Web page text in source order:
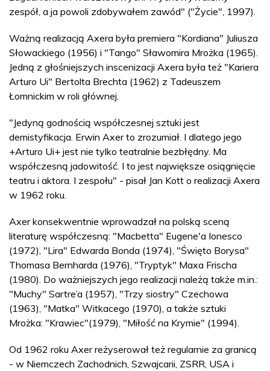
zespół, a ja powoli zdobywałem zawód" ("Życie", 1997).
Ważną realizacją Axera była premiera "Kordiana" Juliusza
Słowackiego (1956) i "Tango" Sławomira Mrożka (1965).
Jedną z głośniejszych inscenizacji Axera była też "Kariera
Arturo Ui" Bertolta Brechta (1962) z Tadeuszem
Łomnickim w roli głównej.
"Jedyną godnością współczesnej sztuki jest
demistyfikacja. Erwin Axer to zrozumiał. I dlatego jego
+Arturo Ui+ jest nie tylko teatralnie bezbłędny. Ma
współczesną jadowitość. I to jest największe osiągnięcie
teatru i aktora. I zespołu" - pisał Jan Kott o realizacji Axera
w 1962 roku.
Axer konsekwentnie wprowadzał na polską sceną
literaturę współczesną: "Macbetta" Eugene'a Ionesco
(1972), "Lira" Edwarda Bonda (1974), "Święto Borysa"
Thomasa Bernharda (1976), "Tryptyk" Maxa Frischa
(1980). Do ważniejszych jego realizacji należą także m.in.:
"Muchy" Sartre’a (1957), "Trzy siostry" Czechowa
(1963), "Matka" Witkacego (1970), a także sztuki
Mrożka: "Krawiec"(1979), "Miłość na Krymie" (1994).
Od 1962 roku Axer reżyserował też regularnie za granicą
- w Niemczech Zachodnich, Szwajcarii, ZSRR, USA i